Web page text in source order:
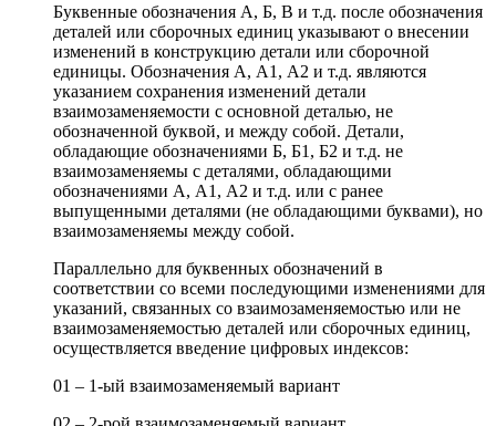
Буквенные обозначения А, Б, В и т.д. после обозначения
деталей или сборочных единиц указывают о внесении
изменений в конструкцию детали или сборочной
единицы. Обозначения А, А1, А2 и т.д. являются
указанием сохранения изменений детали
взаимозаменяемости с основной деталью, не
обозначенной буквой, и между собой. Детали,
обладающие обозначениями Б, Б1, Б2 и т.д. не
взаимозаменяемы с деталями, обладающими
обозначениями А, А1, А2 и т.д. или с ранее
выпущенными деталями (не обладающими буквами), но
взаимозаменяемы между собой.
Параллельно для буквенных обозначений в
соответствии со всеми последующими изменениями для
указаний, связанных со взаимозаменяемостью или не
взаимозаменяемостью деталей или сборочных единиц,
осуществляется введение цифровых индексов:
01 – 1-ый взаимозаменяемый вариант